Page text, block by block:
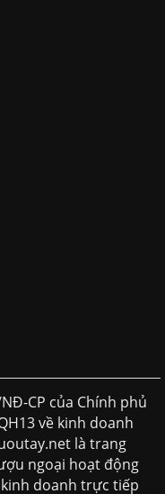
CP của Chính phủ
về kinh doanh
là trang
ngoại hoạt động
doanh trực tiếp